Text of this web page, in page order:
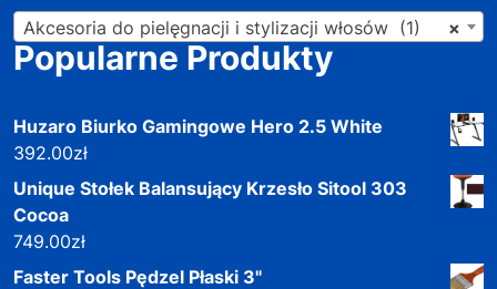
×
Akcesoria do pielęgnacji i stylizacji włosów (1)
Popularne Produkty
Huzaro Biurko Gamingowe Hero 2.5 White
392.00zł
Unique Stołek Balansujący Krzesło Sitool 303
Cocoa
749.00zł
Faster Tools Pędzel Płaski 3"